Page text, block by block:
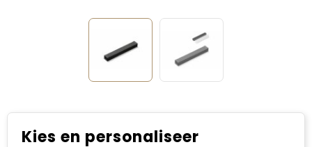
Kies en personaliseer